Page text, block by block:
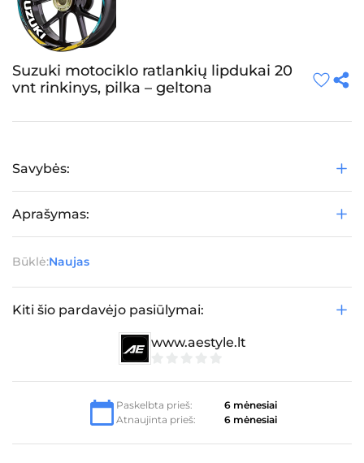
Suzuki motociklo ratlankių lipdukai 20
vnt rinkinys, pilka – geltona
Savybės:
Aprašymas:
Būklė:Naujas
Kiti šio pardavėjo pasiūlymai:
www.aestyle.lt
5
Paskelbta prieš:
6 mėnesiai
Atnaujinta prieš:
6 mėnesiai